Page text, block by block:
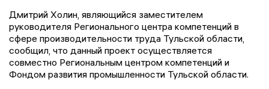
Дмитрий Холин, являющийся заместителем
руководителя Регионального центра компетенций в
сфере производительности труда Тульской области,
сообщил, что данный проект осуществляется
совместно Региональным центром компетенций и
Фондом развития промышленности Тульской области.